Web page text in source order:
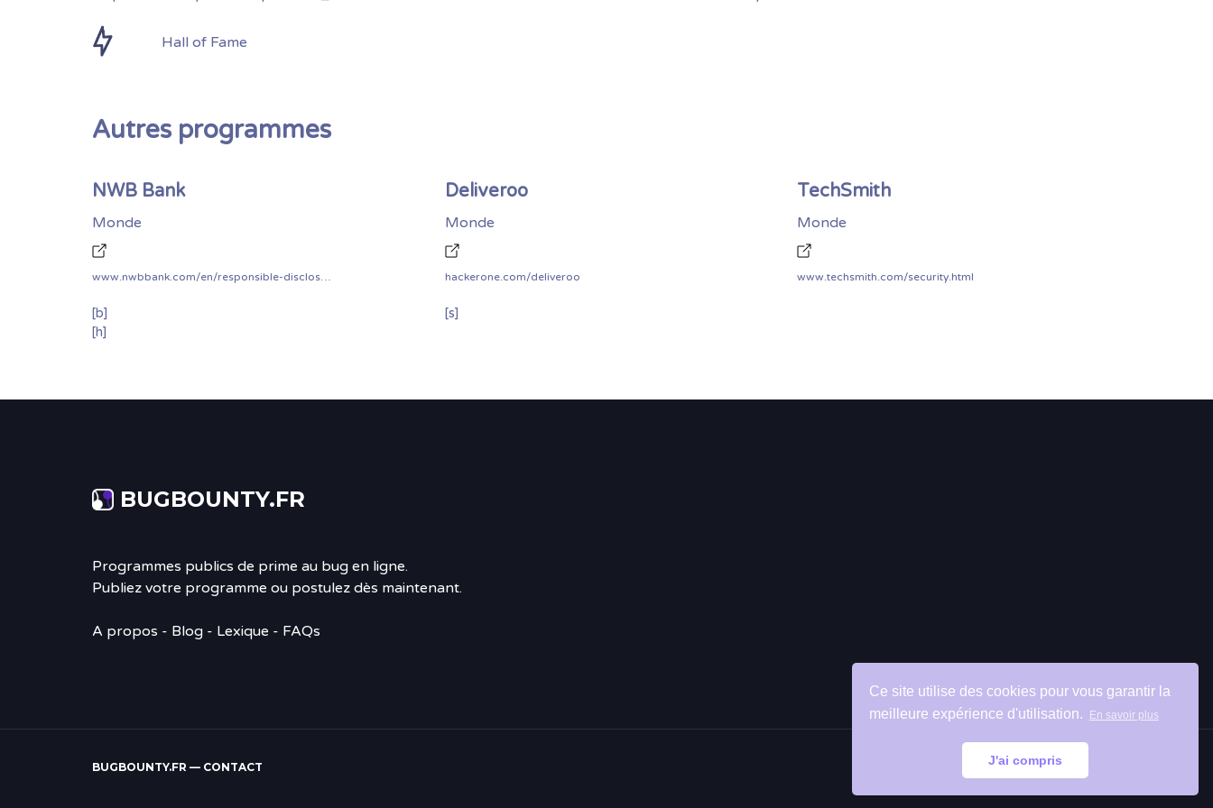
Ce site utilise des cookies pour vous garantir la
meilleure expérience d'utilisation.
En savoir plus
J'ai compris
Hall of Fame
Autres programmes
NWB Bank
Monde
www.nwbbank.com/en/responsible-disclosure
[b]
[h]
Deliveroo
Monde
hackerone.com/deliveroo
[s]
TechSmith
Monde
www.techsmith.com/security.html
BUGBOUNTY.FR
Programmes publics de prime au bug en ligne.
Publiez votre programme ou postulez dès maintenant.
A propos - Blog - Lexique - FAQs
BUGBOUNTY.FR — CONTACT
en